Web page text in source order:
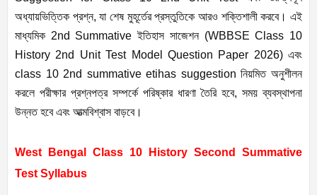
অধ্যায়ভিত্তিক প্রশ্ন, যা শেষ মুহূর্তের প্রস্তুতিকে আরও শক্তিশালী করবে। এই
মাধ্যমিক 2nd Summative ইতিহাস সাজেশন (WBBSE Class 10
History 2nd Unit Test Model Question Paper 2026) এবং
class 10 2nd summative etihas suggestion নিয়মিত অনুশীলন
করলে পরীক্ষার প্রশ্নপত্র সম্পর্কে পরিষ্কার ধারণা তৈরি হবে, সময় ব্যবস্থাপনা
উন্নত হবে এবং আত্মবিশ্বাস বাড়বে।
West Bengal Class 10 History Second Summative
Test Syllabus